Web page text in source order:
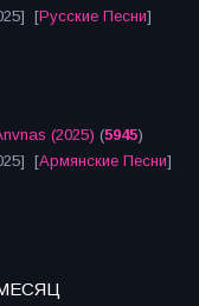
[Русские Песни]
(2025) (5945)
[Армянские Песни]